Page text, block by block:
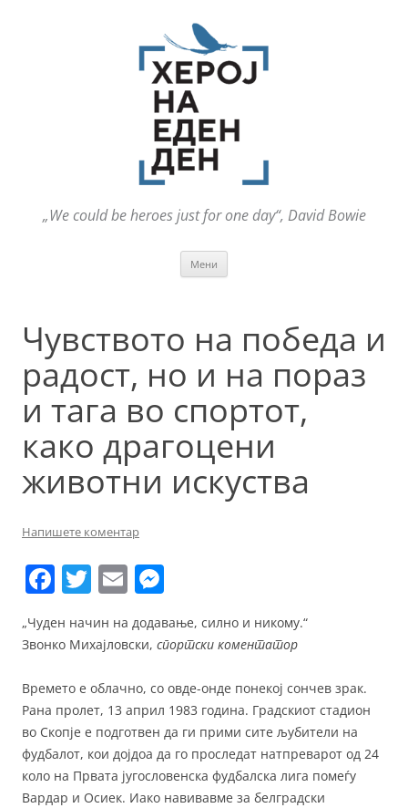
„We could be heroes just for one day“, David Bowie
Мени
Чувството на победа и
радост, но и на пораз
и тага во спортот,
како драгоцени
животни искуства
Напишете коментар
F
c
b
o
o
k
T
itt
E
ai ss
n
g
er
„Чуден начин на додавање, силно и никому.“
Звонко Михајловски, спортски коментатор
Времето е облачно, со овде-онде понекој сончев зрак.
Рана пролет, 13 април 1983 година. Градскиот стадион
во Скопје е подготвен да ги прими сите љубители на
фудбалот, кои дојдоа да го проследат натпреварот од 24
коло на Првата југословенска фудбалска лига помеѓу
Вардар и Осиек. Иако навивавме за белградски